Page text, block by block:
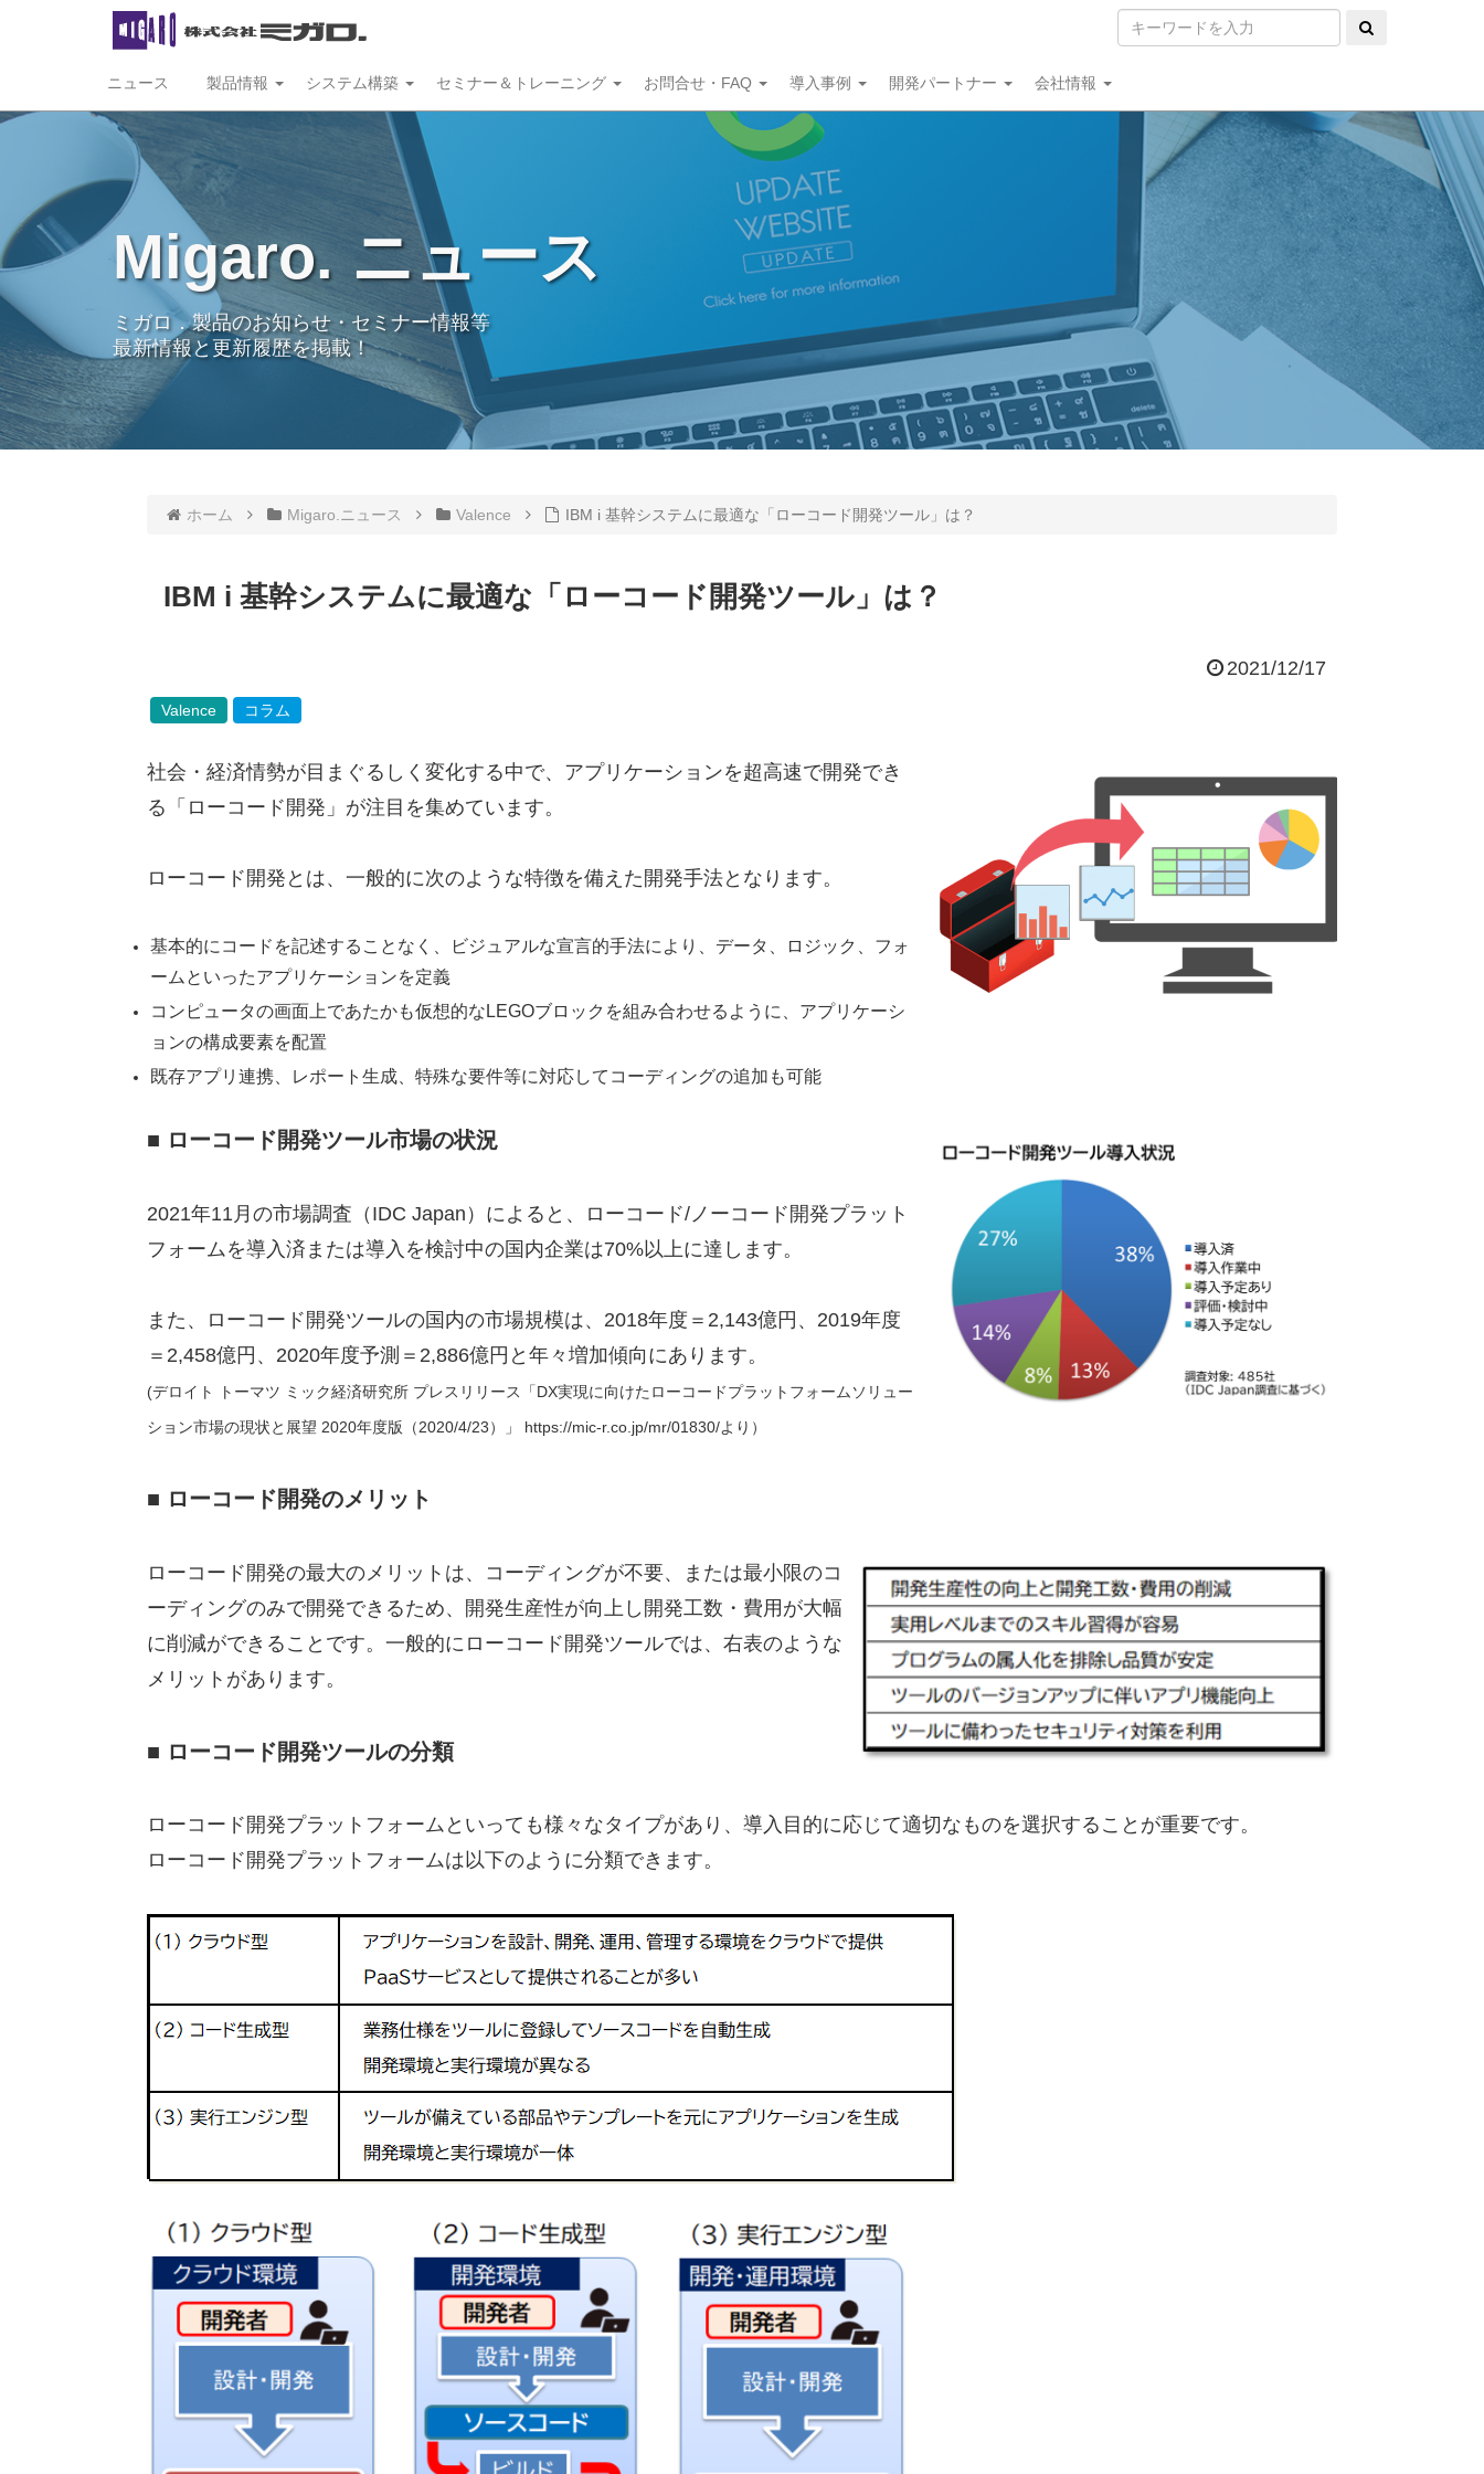
ニュース 製品情報 システム構築 セミナー＆トレーニング お問合せ・FAQ 導入事例 開発パートナー 会社情報
Migaro. ニュース
ミガロ．製品のお知らせ・セミナー情報等
最新情報と更新履歴を掲載！
ホーム Migaro.ニュース Valence IBM i 基幹システムに最適な「ローコード開発ツール」は？
IBM i 基幹システムに最適な「ローコード開発ツール」は？
2021/12/17
Valence コラム
社会・経済情勢が目まぐるしく変化する中で、アプリケーションを超高速で開発でき
る「ローコード開発」が注目を集めています。
ローコード開発とは、一般的に次のような特徴を備えた開発手法となります。
基本的にコードを記述することなく、ビジュアルな宣言的手法により、データ、ロジック、フォ
ームといったアプリケーションを定義
コンピュータの画面上であたかも仮想的なLEGOブロックを組み合わせるように、アプリケーシ
ョンの構成要素を配置
既存アプリ連携、レポート生成、特殊な要件等に対応してコーディングの追加も可能
■ ローコード開発ツール市場の状況
2021年11月の市場調査（IDC Japan）によると、ローコード/ノーコード開発プラット
フォームを導入済または導入を検討中の国内企業は70%以上に達します。
また、ローコード開発ツールの国内の市場規模は、2018年度＝2,143億円、2019年度
＝2,458億円、2020年度予測＝2,886億円と年々増加傾向にあります。
(デロイト トーマツ ミック経済研究所 プレスリリース「DX実現に向けたローコードプラットフォームソリュー
ション市場の現状と展望 2020年度版（2020/4/23）」 https://mic-r.co.jp/mr/01830/より）
■ ローコード開発のメリット
ローコード開発の最大のメリットは、コーディングが不要、または最小限のコ
ーディングのみで開発できるため、開発生産性が向上し開発工数・費用が大幅
に削減ができることです。一般的にローコード開発ツールでは、右表のような
メリットがあります。
■ ローコード開発ツールの分類
ローコード開発プラットフォームといっても様々なタイプがあり、導入目的に応じて適切なものを選択することが重要です。
ローコード開発プラットフォームは以下のように分類できます。